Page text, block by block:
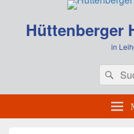
Hüttenberger
in
Search
for: